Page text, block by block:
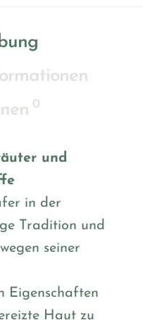
0
und
in der
Tradition und
seiner
Eigenschaften
Haut zu